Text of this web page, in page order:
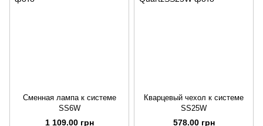
Сменная лампа к системе
SS6W
1 109.00 грн
Кварцевый чехол к системе
SS25W
578.00 грн